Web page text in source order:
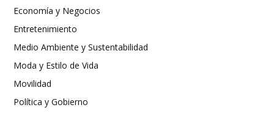
Economía y Negocios
Entretenimiento
Medio Ambiente y Sustentabilidad
Moda y Estilo de Vida
Movilidad
Política y Gobierno